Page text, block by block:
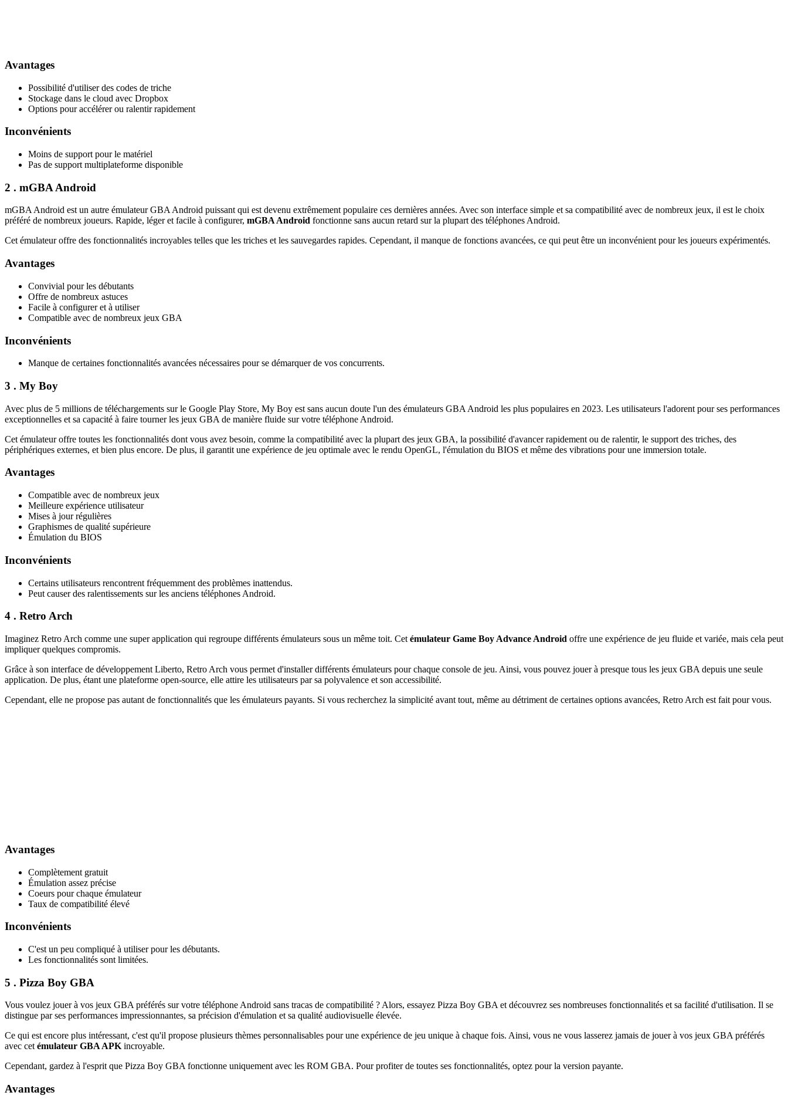
Avantages
Possibilité d'utiliser des codes de triche
Stockage dans le cloud avec Dropbox
Options pour accélérer ou ralentir rapidement
Inconvénients
Moins de support pour le matériel
Pas de support multiplateforme disponible
2 . mGBA Android
mGBA Android est un autre émulateur GBA Android puissant qui est devenu extrêmement populaire ces dernières années. Avec son interface simple et sa compatibilité avec de nombreux jeux, il est le choix
préféré de nombreux joueurs. Rapide, léger et facile à configurer, mGBA Android fonctionne sans aucun retard sur la plupart des téléphones Android.
Cet émulateur offre des fonctionnalités incroyables telles que les triches et les sauvegardes rapides. Cependant, il manque de fonctions avancées, ce qui peut être un inconvénient pour les joueurs expérimentés.
Avantages
Convivial pour les débutants
Offre de nombreux astuces
Facile à configurer et à utiliser
Compatible avec de nombreux jeux GBA
Inconvénients
Manque de certaines fonctionnalités avancées nécessaires pour se démarquer de vos concurrents.
3 . My Boy
Avec plus de 5 millions de téléchargements sur le Google Play Store, My Boy est sans aucun doute l'un des émulateurs GBA Android les plus populaires en 2023. Les utilisateurs l'adorent pour ses performances
exceptionnelles et sa capacité à faire tourner les jeux GBA de manière fluide sur votre téléphone Android.
Cet émulateur offre toutes les fonctionnalités dont vous avez besoin, comme la compatibilité avec la plupart des jeux GBA, la possibilité d'avancer rapidement ou de ralentir, le support des triches, des
périphériques externes, et bien plus encore. De plus, il garantit une expérience de jeu optimale avec le rendu OpenGL, l'émulation du BIOS et même des vibrations pour une immersion totale.
Avantages
Compatible avec de nombreux jeux
Meilleure expérience utilisateur
Mises à jour régulières
Graphismes de qualité supérieure
Émulation du BIOS
Inconvénients
Certains utilisateurs rencontrent fréquemment des problèmes inattendus.
Peut causer des ralentissements sur les anciens téléphones Android.
4 . Retro Arch
Imaginez Retro Arch comme une super application qui regroupe différents émulateurs sous un même toit. Cet émulateur Game Boy Advance Android offre une expérience de jeu fluide et variée, mais cela peut
impliquer quelques compromis.
Grâce à son interface de développement Liberto, Retro Arch vous permet d'installer différents émulateurs pour chaque console de jeu. Ainsi, vous pouvez jouer à presque tous les jeux GBA depuis une seule
application. De plus, étant une plateforme open-source, elle attire les utilisateurs par sa polyvalence et son accessibilité.
Cependant, elle ne propose pas autant de fonctionnalités que les émulateurs payants. Si vous recherchez la simplicité avant tout, même au détriment de certaines options avancées, Retro Arch est fait pour vous.
Avantages
Complètement gratuit
Émulation assez précise
Coeurs pour chaque émulateur
Taux de compatibilité élevé
Inconvénients
C'est un peu compliqué à utiliser pour les débutants.
Les fonctionnalités sont limitées.
5 . Pizza Boy GBA
Vous voulez jouer à vos jeux GBA préférés sur votre téléphone Android sans tracas de compatibilité ? Alors, essayez Pizza Boy GBA et découvrez ses nombreuses fonctionnalités et sa facilité d'utilisation. Il se
distingue par ses performances impressionnantes, sa précision d'émulation et sa qualité audiovisuelle élevée.
Ce qui est encore plus intéressant, c'est qu'il propose plusieurs thèmes personnalisables pour une expérience de jeu unique à chaque fois. Ainsi, vous ne vous lasserez jamais de jouer à vos jeux GBA préférés
avec cet émulateur GBA APK incroyable.
Cependant, gardez à l'esprit que Pizza Boy GBA fonctionne uniquement avec les ROM GBA. Pour profiter de toutes ses fonctionnalités, optez pour la version payante.
Avantages